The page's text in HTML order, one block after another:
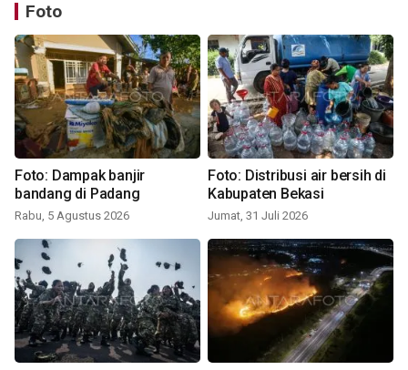
Foto
Foto: Dampak banjir
bandang di Padang
Rabu, 5 Agustus 2026
Foto: Distribusi air bersih di
Kabupaten Bekasi
Jumat, 31 Juli 2026